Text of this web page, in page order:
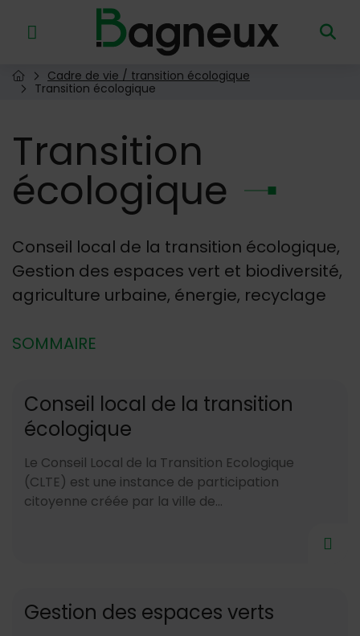
Menu de raccourcis
Retour à l'accueil
Page d'accueil du site
Cadre de vie / transition écologique
Transition écologique
Transition
écologique
Conseil local de la transition écologique,
Gestion des espaces vert et biodiversité,
agriculture urbaine, énergie, recyclage
SOMMAIRE
Conseil local de la transition
écologique
Le Conseil Local de la Transition Ecologique
(CLTE) est une instance de participation
citoyenne créée par la ville de...
Gestion des espaces verts